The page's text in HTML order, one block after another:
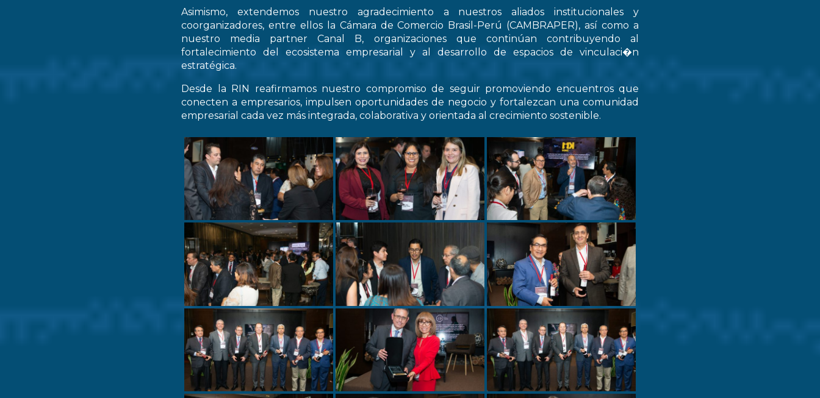
Asimismo, extendemos nuestro agradecimiento a nuestros aliados institucionales y
coorganizadores, entre ellos la Cámara de Comercio Brasil-Perú (CAMBRAPER), así como a
nuestro media partner Canal B, organizaciones que continúan contribuyendo al
fortalecimiento del ecosistema empresarial y al desarrollo de espacios de vinculaci�n
estratégica.
Desde la RIN reafirmamos nuestro compromiso de seguir promoviendo encuentros que
conecten a empresarios, impulsen oportunidades de negocio y fortalezcan una comunidad
empresarial cada vez más integrada, colaborativa y orientada al crecimiento sostenible.